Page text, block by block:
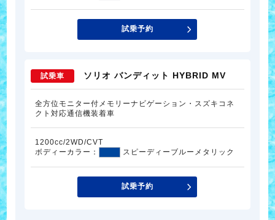
試乗予約
試乗車 ソリオ バンディット HYBRID MV
全方位モニター付メモリーナビゲーション・スズキコネ
クト対応通信機装着車
1200cc/2WD/CVT
ボディーカラー：
スピーディーブルーメタリック
試乗予約